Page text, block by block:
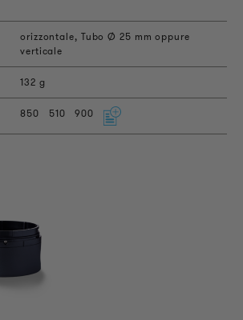
orizzontale, Tubo Ø 25 mm oppure
verticale
132 g
850 510 900